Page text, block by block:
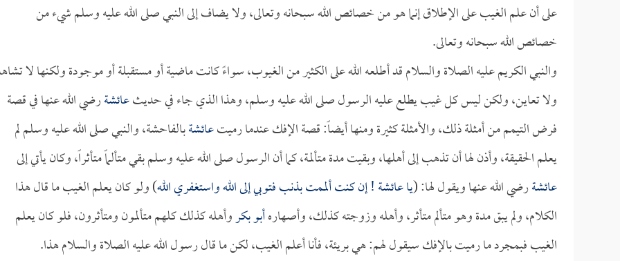
على أن علم الغيب على الإطلاق إنما هو من خصائص الله سبحانه وتعالى، ولا يضاف إلى النبي صلى الله عليه وسلم شيء من
خصائص الله سبحانه وتعالى.
والنبي الكريم عليه الصلاة والسلام قد أطلعه الله على الكثير من الغيوب، سواءً كانت ماضية أو مستقبلة أو موجودة ولكنها لا
ولا تعاين، ولكن ليس كل غيب يطلع عليه الرسول صلى الله عليه وسلم، وهذا الذي جاء في حديثعائشةرضي الله عنها في قصة
فرض التيمم من أمثلة ذلك، والأمثلة كثيرة ومنها أيضاً: قصة الإفك عندما رميتعائشةبالفاحشة، والنبي صلى الله عليه وسلم لم
يعلم الحقيقة، وأذن لها أن تذهب إلى أهلها، وبقيت مدة متألمة، كما أن الرسول صلى الله عليه وسلم بقي متألماً متأثراً، وكان يأتي إلى
عائشةرضي الله عنها ويقول لها: (ياعائشة! إن كنت ألممت بذنب فتوبي إلى الله واستغفري الله) ولو كان يعلم الغيب ما قال هذا
الكلام، ولم يبق مدة وهو متألم متأثر، وأهله وزوجته كذلك، وأصهارهأبو بكروأهله كذلك كلهم متألمون ومتأثرون، فلو كان يعلم
الغيب فبمجرد ما رميت بالإفك سيقول لهم: هي بريئة، فأنا أعلم الغيب، لكن ما قال رسول الله عليه الصلاة والسلام هذا.